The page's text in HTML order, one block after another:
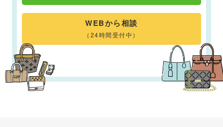
WEBから相談
（24時間受付中）